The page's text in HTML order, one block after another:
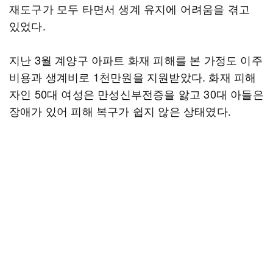
재도구가 모두 타면서 생계 유지에 어려움을 겪고
있었다.
지난 3월 계양구 아파트 화재 피해를 본 가정도 이주
비용과 생계비로 1천만원을 지원받았다. 화재 피해
자인 50대 여성은 만성신부전증을 앓고 30대 아들은
장애가 있어 피해 복구가 쉽지 않은 상태였다.